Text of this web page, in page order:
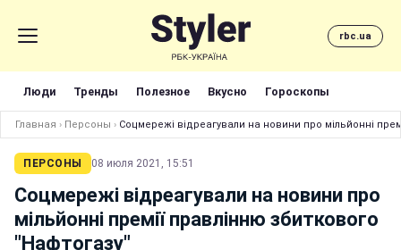
rbc.ua
Люди Тренды Полезное Вкусно Гороскопы
Главная › Персоны › Соцмережі відреагували на новини про мільйонні
ПЕРСОНЫ 08 июля 2021, 15:51
Соцмережі відреагували на новини про
мільйонні премії правлінню збиткового
"Нафтогазу"